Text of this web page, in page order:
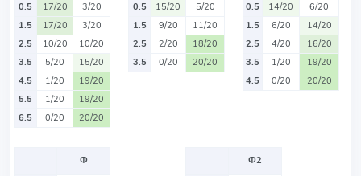
0.5
17/20
3/20
1.5
17/20
3/20
2.5
10/20
10/20
3.5
5/20
15/20
4.5
1/20
19/20
5.5
1/20
19/20
6.5
0/20 20/20
0.5
15/20
5/20
1.5
9/20
11/20
2.5
2/20
18/20
3.5
0/20 20/20
0.5
14/20
6/20
1.5
6/20
14/20
2.5
4/20
16/20
3.5
1/20
19/20
4.5
0/20 20/20
Ф
Ф2